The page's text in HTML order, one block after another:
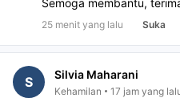
Semoga membantu,
25 menit yang lalu Suka
S Silvia Maharani
Kehamilan 17 jam yang